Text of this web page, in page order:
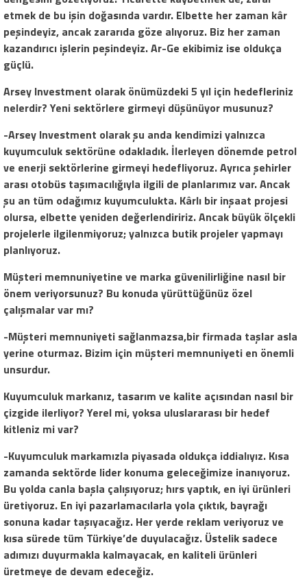
etmek de bu işin doğasında vardır. Elbette her zaman kâr
peşindeyiz, ancak zararıda göze alıyoruz. Biz her zaman
kazandırıcı işlerin peşindeyiz. Ar-Ge ekibimiz ise oldukça
güçlü.
Arsey Investment olarak önümüzdeki 5 yıl için hedefleriniz
nelerdir? Yeni sektörlere girmeyi düşünüyor musunuz?
-Arsey Investment olarak şu anda kendimizi yalnızca
kuyumculuk sektörüne odakladık. İlerleyen dönemde petrol
ve enerji sektörlerine girmeyi hedefliyoruz. Ayrıca şehirler
arası otobüs taşımacılığıyla ilgili de planlarımız var. Ancak
şu an tüm odağımız kuyumculukta. Kârlı bir inşaat projesi
olursa, elbette yeniden değerlendiririz. Ancak büyük ölçekli
projelerle ilgilenmiyoruz; yalnızca butik projeler yapmayı
planlıyoruz.
Müşteri memnuniyetine ve marka güvenilirliğine nasıl bir
önem veriyorsunuz? Bu konuda yürüttüğünüz özel
çalışmalar var mı?
-Müşteri memnuniyeti sağlanmazsa,bir firmada taşlar asla
yerine oturmaz. Bizim için müşteri memnuniyeti en önemli
unsurdur.
Kuyumculuk markanız, tasarım ve kalite açısından nasıl bir
çizgide ilerliyor? Yerel mi, yoksa uluslararası bir hedef
kitleniz mi var?
-Kuyumculuk markamızla piyasada oldukça iddialıyız. Kısa
zamanda sektörde lider konuma geleceğimize inanıyoruz.
Bu yolda canla başla çalışıyoruz; hırs yaptık, en iyi ürünleri
üretiyoruz. En iyi pazarlamacılarla yola çıktık, bayrağı
sonuna kadar taşıyacağız. Her yerde reklam veriyoruz ve
kısa sürede tüm Türkiye’de duyulacağız. Üstelik sadece
adımızı duyurmakla kalmayacak, en kaliteli ürünleri
üretmeye de devam edeceğiz.